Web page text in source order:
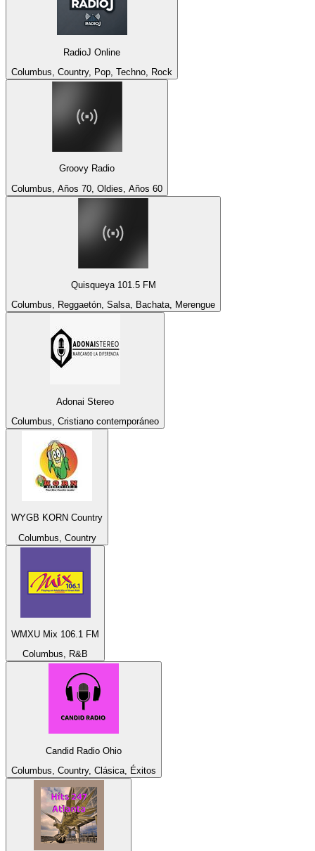
RadioJ Online
Columbus, Country, Pop, Techno, Rock
Groovy Radio
Columbus, Años 70, Oldies, Años 60
Quisqueya 101.5 FM
Columbus, Reggaetón, Salsa, Bachata, Merengue
Adonai Stereo
Columbus, Cristiano contemporáneo
WYGB KORN Country
Columbus, Country
WMXU Mix 106.1 FM
Columbus, R&B
Candid Radio Ohio
Columbus, Country, Clásica, Éxitos